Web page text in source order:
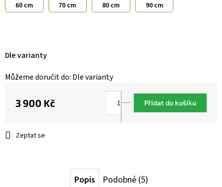
60 cm 70 cm 80 cm 90 cm
Zeptat se
Můžeme doručit do: Dle varianty
Dle varianty
3 900 Kč Přidat do košíku
Popis Podobné (5)